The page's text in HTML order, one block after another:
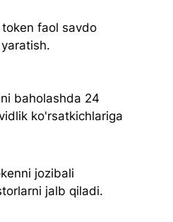
faol savdo
baholashda 24
ko'rsatkichlariga
jozibali
jalb qiladi.